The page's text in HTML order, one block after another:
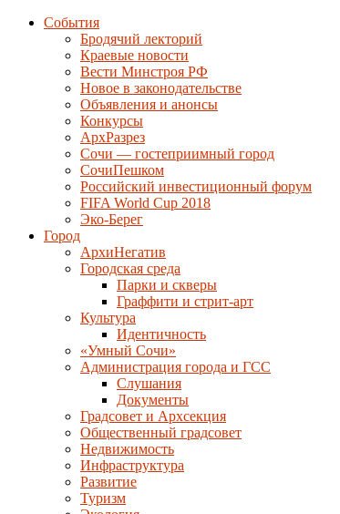
События
Бродячий лекторий
Краевые новости
Вести Минстроя РФ
Новое в законодательстве
Объявления и анонсы
Конкурсы
АрхРазрез
Сочи — гостеприимный город
СочиПешком
Российский инвестиционный форум
FIFA World Cup 2018
Эко-Берег
Город
АрхиНегатив
Городская среда
Парки и скверы
Граффити и стрит-арт
Культура
Идентичность
«Умный Сочи»
Администрация города и ГСС
Слушания
Документы
Градсовет и Архсекция
Общественный градсовет
Недвижимость
Инфраструктура
Развитие
Туризм